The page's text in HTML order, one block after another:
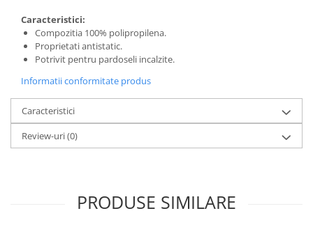
Caracteristici:
Compozitia 100% polipropilena.
Proprietati antistatic.
Potrivit pentru pardoseli incalzite.
Informatii conformitate produs
Caracteristici
Review-uri(0)
PRODUSE SIMILARE